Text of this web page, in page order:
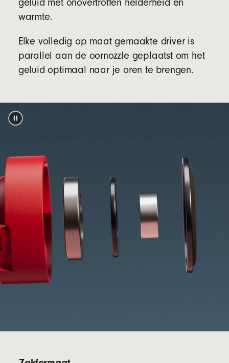
(Voedingsadapter en USB-C-oplaadkabel
Verpakkingsmateriaal
De verpakking van de Beats Solo Buds is
geluid met onovertroffen helderheid en
warmte.
Elke volledig op maat gemaakte driver is
parallel aan de oornozzle geplaatst om het
geluid optimaal naar je oren te brengen.